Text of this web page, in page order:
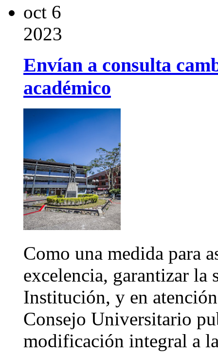
oct 6
2023
Envían a consulta
académico
Como una medida para
excelencia, garantizar
Institución, y en
Consejo Universitario
modificación integral a